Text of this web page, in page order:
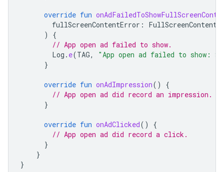
override fun
fullScreenContentError :
)
{
// App open ad failed to show.
Log . e(TAG, "App open ad failed to show: ${
}
override fun onAdImpression()
{
// App open ad did record an impression.
}
override fun onAdClicked()
{
// App open ad did record a click.
}
}
}